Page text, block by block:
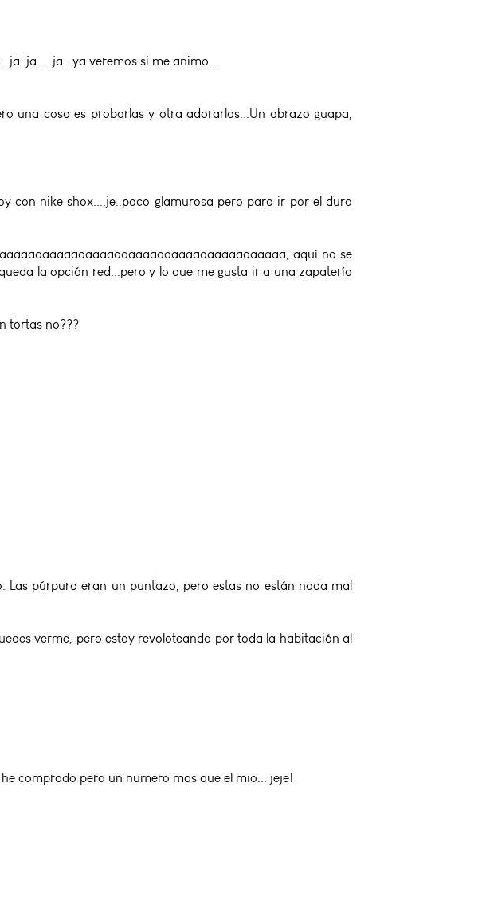
veremos si me animo...
una cosa es probarlas y otra adorarlas...Un abrazo guapa,
con nike shox....je..poco glamurosa pero para ir por el duro
aquí no se
la opción red...pero y lo que me gusta ir a una zapatería
tortas no???
púrpura eran un puntazo, pero estas no están nada mal
verme, pero estoy revoloteando por toda la habitación al
comprado pero un numero mas que el mio... jeje!